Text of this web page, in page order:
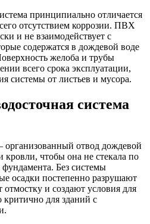
принципиально отличается
отсутствием коррозии. ПВХ
и не взаимодействует с
содержатся в дождевой воде
желоба и трубы
всего срока эксплуатации,
системы от листьев и мусора.
система
организованный отвод дождевой
кровли, чтобы она не стекала по
фундамента. Без системы
осадки постепенно разрушают
и создают условия для
для зданий с